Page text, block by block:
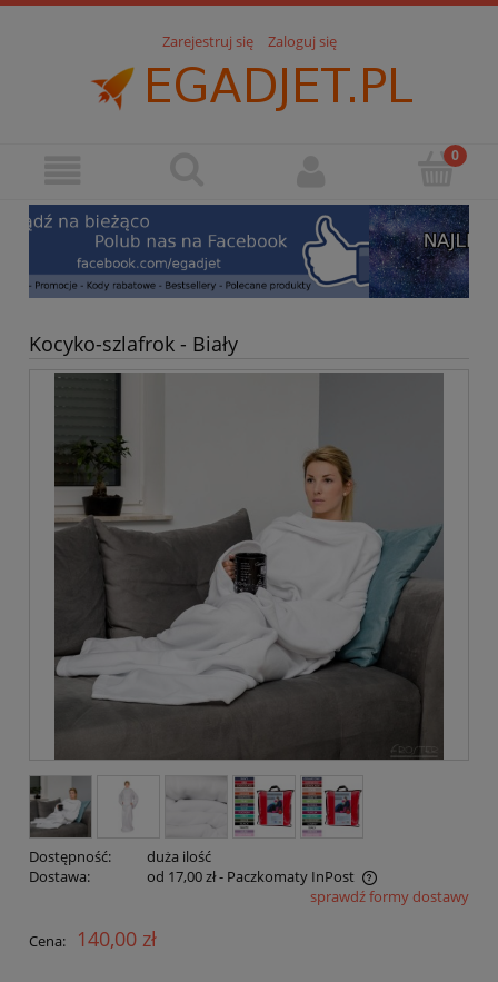
Zarejestruj się Zaloguj się
Kocyko-szlafrok - Biały
Dostępność:
duża ilość
Dostawa:
od 17,00 zł- Paczkomaty InPost
Cena nie zawiera ewentualnych kosztów płatnościsprawdź formy dostawy
Cena: 140,00 zł